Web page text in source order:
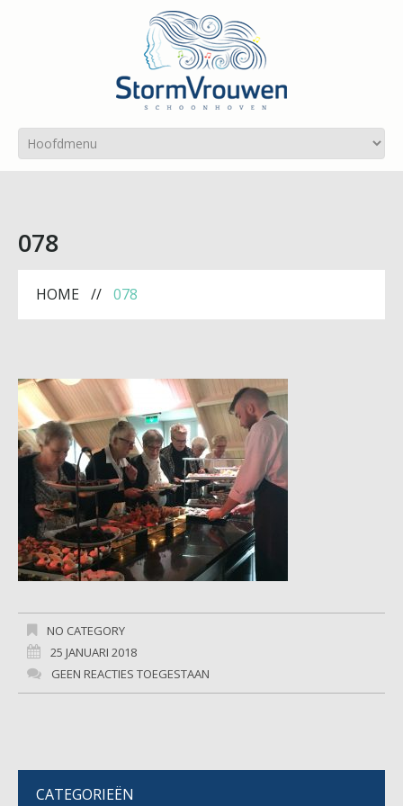
078
HOME 078
NO CATEGORY
25 JANUARI 2018
GEEN REACTIES TOEGESTAAN
CATEGORIEËN